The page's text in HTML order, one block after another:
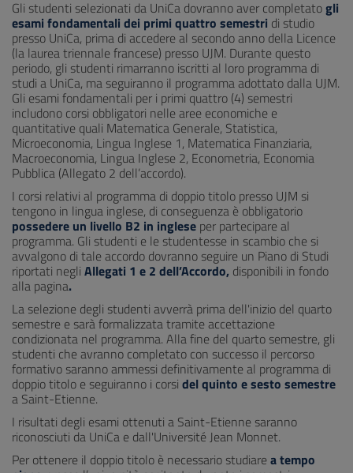
Gli studenti selezionati da UniCa dovranno aver completatogli
esami fondamentali dei primi quattro semestri di studio
presso UniCa, prima di accedere al secondo anno della Licence
(la laurea triennale francese) presso UJM. Durante questo
periodo, gli studenti rimarranno iscritti al loro programma di
studi a UniCa, ma seguiranno il programma adottato dalla UJM.
Gli esami fondamentali per i primi quattro (4) semestri
includono corsi obbligatori nelle aree economiche e
quantitative quali Matematica Generale, Statistica,
Microeconomia, Lingua Inglese 1, Matematica Finanziaria,
Macroeconomia, Lingua Inglese 2, Econometria, Economia
Pubblica (Allegato 2 dell’accordo).
I corsi relativi al programma di doppio titolo presso UJM si
tengono in lingua inglese, di conseguenza è obbligatorio
possedere un livello B2 in inglese per partecipare al
programma. Gli studenti e le studentesse in scambio che si
avvalgono di tale accordo dovranno seguire un Piano di Studi
riportati negli Allegati 1 e 2 dell’Accordo, disponibili in fondo
alla pagina.
La selezione degli studenti avverrà prima dell'inizio del quarto
semestre e sarà formalizzata tramite accettazione
condizionata nel programma. Alla fine del quarto semestre, gli
studenti che avranno completato con successo il percorso
formativo saranno ammessi definitivamente al programma di
doppio titolo e seguiranno i corsi del quinto e sesto semestre
a Saint-Etienne.
I risultati degli esami ottenuti a Saint-Etienne saranno
riconosciuti da UniCa e dall'Université Jean Monnet.
Per ottenere il doppio titolo è necessario studiarea tempo